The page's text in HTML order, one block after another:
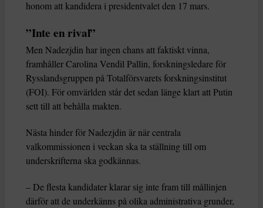
honom att kandidera i presidentvalet den 17 mars.
”Inte en rival”
Men Nadezjdin har ingen chans att faktiskt vinna,
framhåller Carolina Vendil Pallin, forskningsledare för
Rysslandsgruppen på Totalförsvarets forskningsinstitut
(FOI). För omvärlden står det sedan länge klart att Putin
sett till att behålla makten.
Nästa hinder för Nadezjdin är när centrala
valkommissionen i veckan ska ta ställning till om
underskrifterna ska godkännas.
– De flesta kandidater klarar sig inte fram till mållinjen
därför att de underkänns på olika administrativa grunder,